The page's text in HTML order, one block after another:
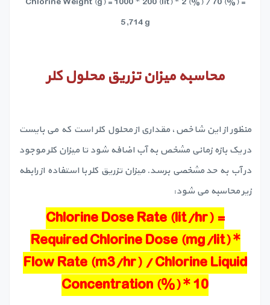
5,714 g
محاسبه میزان تزریق محلول کلر
منظور از این شاخص، مقداری از محلول کلر است که می بایست
در یک بازه زمانی مشخص به آب اضافه شود تا میزان کلر موجود
در آب به حد مشخصی برسد. میزان تزریق کلر با استفاده از رابطه
زیر محاسبه می شود:
Chlorine Dose Rate (lit/hr) =
Required Chlorine Dose (mg/lit) *
Flow Rate (m3/hr) / Chlorine Liquid
Concentration (%) * 10